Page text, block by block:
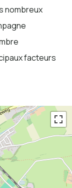
nombreux
facteurs